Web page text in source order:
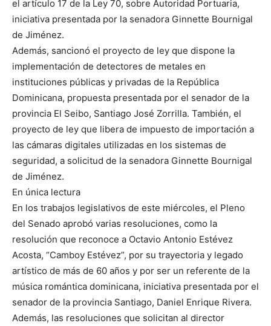
el artículo 17 de la Ley 70, sobre Autoridad Portuaria,
iniciativa presentada por la senadora Ginnette Bournigal
de Jiménez.
Además, sancionó el proyecto de ley que dispone la
implementación de detectores de metales en
instituciones públicas y privadas de la República
Dominicana, propuesta presentada por el senador de la
provincia El Seibo, Santiago José Zorrilla. También, el
proyecto de ley que libera de impuesto de importación a
las cámaras digitales utilizadas en los sistemas de
seguridad, a solicitud de la senadora Ginnette Bournigal
de Jiménez.
En única lectura
En los trabajos legislativos de este miércoles, el Pleno
del Senado aprobó varias resoluciones, como la
resolución que reconoce a Octavio Antonio Estévez
Acosta, “Camboy Estévez”, por su trayectoria y legado
artístico de más de 60 años y por ser un referente de la
música romántica dominicana, iniciativa presentada por el
senador de la provincia Santiago, Daniel Enrique Rivera.
Además, las resoluciones que solicitan al director